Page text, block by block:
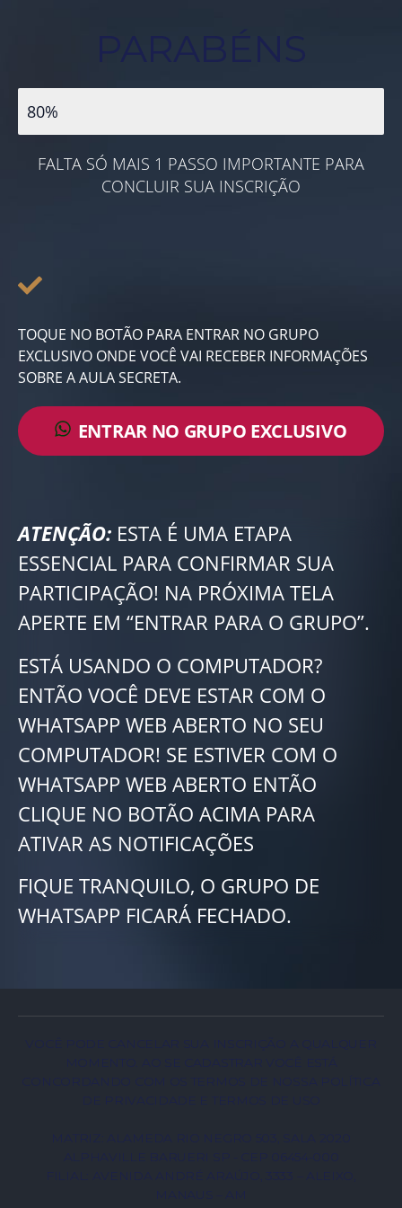
Quase lá
80%
FALTA SÓ MAIS 1 PASSO IMPORTANTE PARA
CONCLUIR SUA INSCRIÇÃO
TOQUE NO BOTÃO PARA ENTRAR NO GRUPO
EXCLUSIVO ONDE VOCÊ VAI RECEBER INFORMAÇÕES
SOBRE A AULA SECRETA.
ENTRAR NO GRUPO EXCLUSIVO
ATENÇÃO: ESTA É UMA ETAPA
ESSENCIAL PARA CONFIRMAR SUA
PARTICIPAÇÃO! NA PRÓXIMA TELA
APERTE EM “ENTRAR PARA O GRUPO”.
ESTÁ USANDO O COMPUTADOR?
ENTÃO VOCÊ DEVE ESTAR COM O
WHATSAPP WEB ABERTO NO SEU
COMPUTADOR! SE ESTIVER COM O
WHATSAPP WEB ABERTO ENTÃO
CLIQUE NO BOTÃO ACIMA PARA
ATIVAR AS NOTIFICAÇÕES
FIQUE TRANQUILO, O GRUPO DE
WHATSAPP FICARÁ FECHADO.
VOCÊ PODE CANCELAR SUA INSCRIÇÃO A QUALQUER
MOMENTO. AO SE CADASTRAR VOCÊ ESTÁ
CONCORDANDO COM OS TERMOS DE NOSSA POLÍTICA
DE PRIVACIDADE E TERMOS DE USO
MATRIZ: ALAMEDA RIO NEGRO 503, SALA 2020
ALPHAVILLE BARUERI SP - CEP 06454-000
FILIAL: AVENIDA ANDRÉ ARAÚJO, 3333 – ALEIXO,
MANAUS – AM